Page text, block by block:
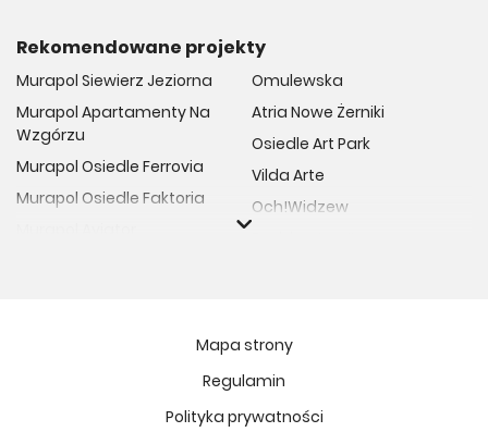
Rekomendowane projekty
Murapol Siewierz Jeziorna
Murapol Apartamenty Na
Wzgórzu
Murapol Osiedle Ferrovia
Murapol Osiedle Faktoria
Murapol Osiedle Szafirove
Omulewska
Atria Nowe Żerniki
Osiedle Art Park
Vilda Arte
Och!Widzew
Fort Natura Etap II
Mapa strony
Regulamin
Polityka prywatności